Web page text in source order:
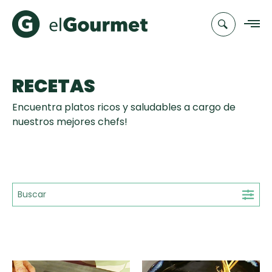
Hot Pancakes
mi Papá
Cupcakes y
Muffins
Chefs
Novedades
RECETAS
Encuentra platos ricos y saludables a cargo de
nuestros mejores chefs!
15' 25' 35' +35'